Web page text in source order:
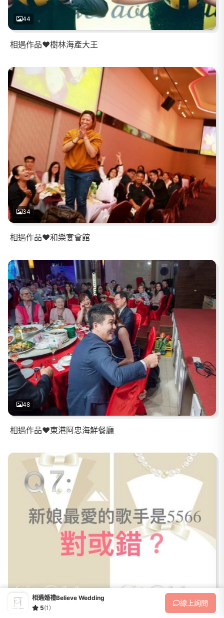
44
相遇作品❤️樹林海產大王
34
相遇作品❤️和樂宴會館
48
相遇作品❤️東港阿忠海鮮餐廳
相遇婚禮Believe Wedding
5(1)
線上詢問